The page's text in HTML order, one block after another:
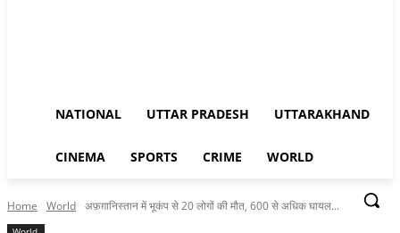
NATIONAL UTTAR PRADESH UTTARAKHAND
CINEMA SPORTS CRIME WORLD
Home World अफ़ग़ानिस्तान में भूकंप से 20 लोगों की मौत, 600 से अधिक घायल...